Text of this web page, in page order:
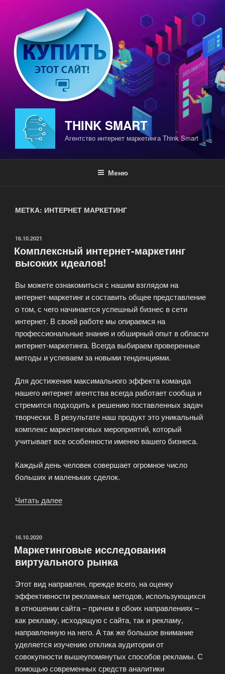
содержимому
THINK SMART
Агентство интернет маркетинга Think Smart
Меню
МЕТКА: ИНТЕРНЕТ МАРКЕТИНГ
ОПУБЛИКОВАНО
16.10.2021
Комплексный интернет-маркетинг
высоких идеалов!
Вы можете ознакомиться с нашим взглядом на
интернет-маркетинг и составить общее представление
о том, с чего начинается успешный бизнес в сети
интернет. В своей работе мы опираемся на
профессиональные знания и обширный опыт в области
интернет-маркетинга. Всегда выбираем проверенные
методы и успеваем за новыми тенденциями.
Для достижения максимального эффекта команда
нашего интернет агентства всегда работает сообща и
стремится подходить к решению поставленных задач
творчески. В результате наш продукт это уникальный
комплекс маркетинговых мероприятий, который
учитывает все особенности именно вашего бизнеса.
Каждый день человек совершает огромное число
больших и маленьких сделок.
Читать далее
идеалов!»
ОПУБЛИКОВАНО
16.10.2020
Маркетинговые исследования
виртуального рынка
Этот вид направлен, прежде всего, на оценку
эффективности рекламных методов, использующихся
в отношении сайта – причем в обоих направлениях –
как рекламу, исходящую с сайта, так и рекламу,
направленную на него. А так же большое внимание
уделяется изучению отклика аудитории от
совокупности вышеупомянутых способов рекламы. С
помощью современных средств аналитики